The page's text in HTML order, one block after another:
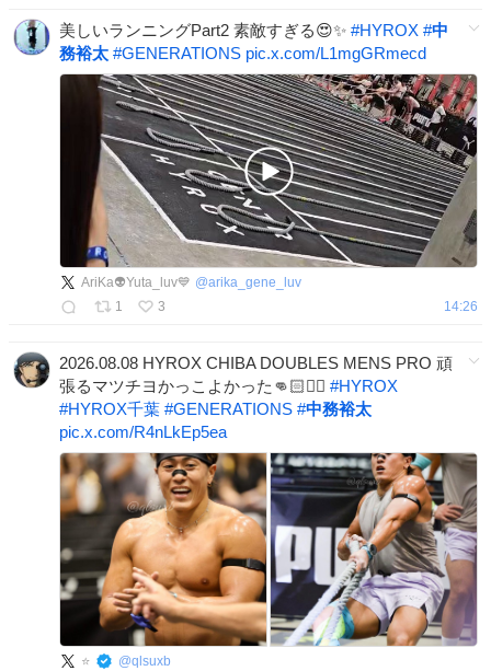
美しいランニングPart2 素敵すぎる😍✨️ #HYROX #中
務裕太 #GENERATIONS pic.x.com/L1mgGRmecd
AriKa👽Yuta_luv💙 @arika_gene_luv
1
3 14:26
2026.08.08 HYROX CHIBA DOUBLES MENS PRO 頑
張るマツチヨかっこよかった👊🏻❤️‍🔥 #HYROX
#HYROX千葉 #GENERATIONS #中務裕太
pic.x.com/R4nLkEp5ea
⭐️ @qlsuxb